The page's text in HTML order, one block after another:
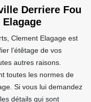
Derriere Fou
Clement Elagage est
l’étêtage de vos
autres raisons.
toutes les normes de
Si vous lui demandez
détails qui sont